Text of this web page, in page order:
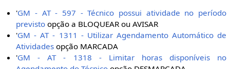
'GM - AT - 597 - Técnico possui atividade no período
previsto opção a BLOQUEAR ou AVISAR
'GM - AT - 1311 - Utilizar Agendamento Automático de
Atividades opção MARCADA
'GM - AT - 1318 - Limitar horas disponíveis no